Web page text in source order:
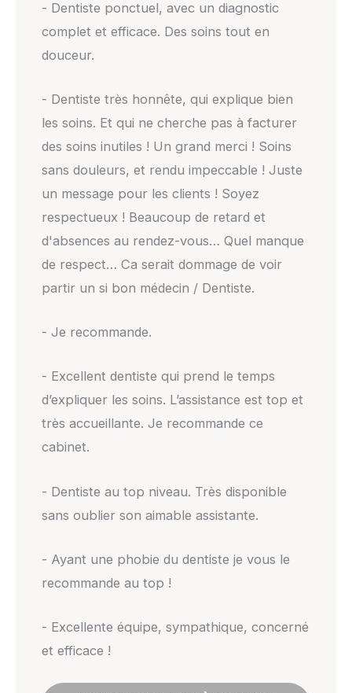
- Dentiste ponctuel, avec un diagnostic
complet et efficace. Des soins tout en
douceur.
- Dentiste très honnête, qui explique bien
les soins. Et qui ne cherche pas à facturer
des soins inutiles ! Un grand merci ! Soins
sans douleurs, et rendu impeccable ! Juste
un message pour les clients ! Soyez
respectueux ! Beaucoup de retard et
d'absences au rendez-vous… Quel manque
de respect… Ca serait dommage de voir
partir un si bon médecin / Dentiste.
- Je recommande.
- Excellent dentiste qui prend le temps
d’expliquer les soins. L’assistance est top et
très accueillante. Je recommande ce
cabinet.
- Dentiste au top niveau. Très disponible
sans oublier son aimable assistante.
- Ayant une phobie du dentiste je vous le
recommande au top !
- Excellente équipe, sympathique, concerné
et efficace !